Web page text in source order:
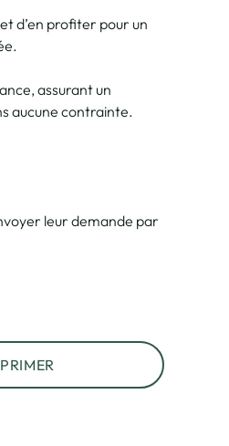
d’en profiter pour un
assurant un
aucune contrainte.
leur demande par